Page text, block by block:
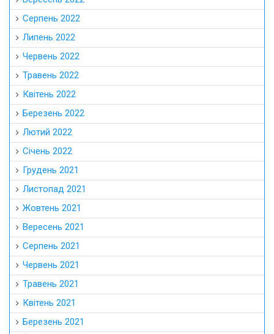
Серпень 2022
Липень 2022
Червень 2022
Травень 2022
Квітень 2022
Березень 2022
Лютий 2022
Січень 2022
Грудень 2021
Листопад 2021
Жовтень 2021
Вересень 2021
Серпень 2021
Червень 2021
Травень 2021
Квітень 2021
Березень 2021